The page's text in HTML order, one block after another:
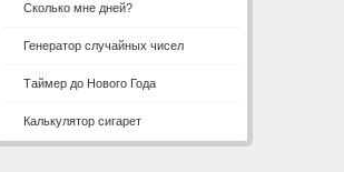
Сколько мне дней?
Генератор случайных чисел
Таймер до Нового Года
Калькулятор сигарет